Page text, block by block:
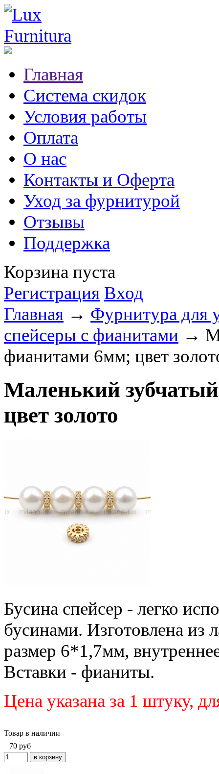
Главная
Система скидок
Условия работы
Оплата
О нас
Контакты и Оферта
Уход за фурнитурой
Отзывы
Поддержка
Корзина пуста
Регистрация Вход
Главная → Фурнитура для
спейсеры с фианитами →
фианитами 6мм; цвет
Маленький
цвет золото
Бусина спейсер - легко
бусинами. Изготовлена из
размер 6*1,7мм,
Вставки - фианиты.
Цена указана за 1 штуку,
Товар в наличии
70 руб